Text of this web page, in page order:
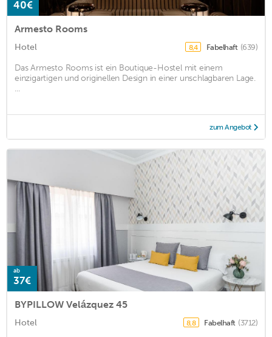
40€
Armesto Rooms
Hotel 8,4 Fabelhaft (639)
Das Armesto Rooms ist ein Boutique-Hostel mit einem
einzigartigen und originellen Design in einer unschlagbaren Lage.
...
zum Angebot
ab
37€
BYPILLOW Velázquez 45
Hotel 8,8 Fabelhaft (3712)